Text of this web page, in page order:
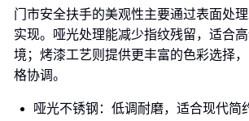
门市安全扶手的美观性主要通过表面处
实现。哑光处理能减少指纹残留，适合
境；烤漆工艺则提供更丰富的色彩选择
格协调。
哑光不锈钢：低调耐磨，适合现代简